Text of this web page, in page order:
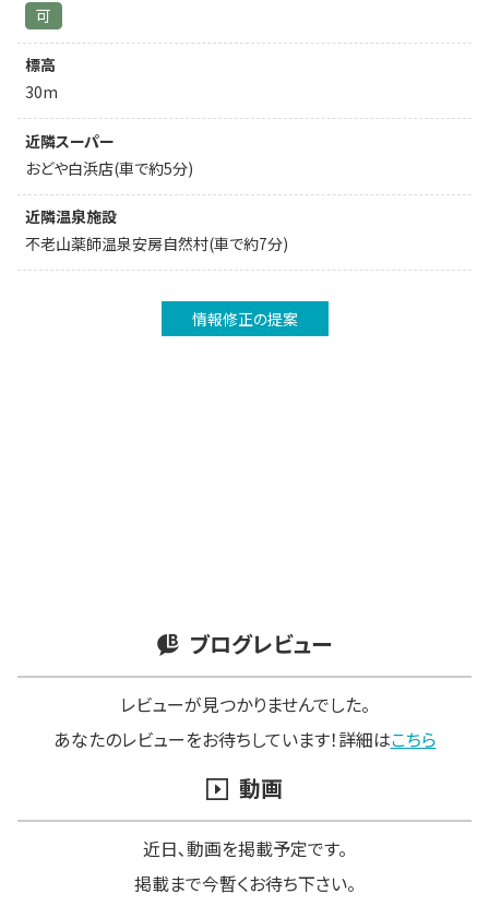
可
標高
30m
近隣スーパー
おどや白浜店(車で約5分)
近隣温泉施設
不老山薬師温泉安房自然村(車で約7分)
情報修正の提案
ブログレビュー
レビューが見つかりませんでした。
あなたのレビューをお待ちしています！詳細はこちら
動画
近日､動画を掲載予定です。
掲載まで今暫くお待ち下さい。